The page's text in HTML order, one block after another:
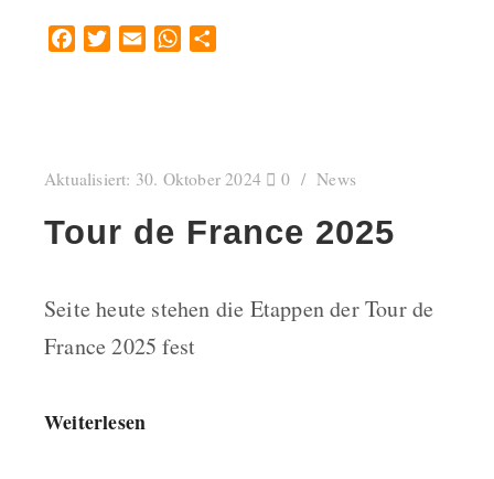
FacebookTwitterEmail WhatsApp
Aktualisiert: 30. Oktober 2024 0 News
Tour de France 2025
Seite heute stehen die Etappen der Tour de
France 2025 fest
Weiterlesen